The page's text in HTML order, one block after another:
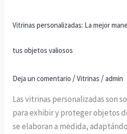
Vitrinas personalizadas: La mejor
tus objetos valiosos
Deja un comentario /Vitrinas /admin
Las vitrinas personalizadas son
para exhibir y proteger objetos
se elaboran a medida,
tus
valiosos